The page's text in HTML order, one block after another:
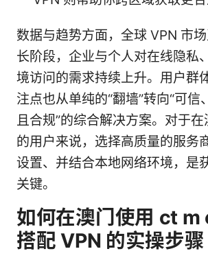
数据与趋势方面，全球 VPN 市
长阶段，企业与个人对在线隐私
境访问的需求持续上升。用户群
注点也从单纯的“翻墙”转向“可信
且合规”的综合解决方案。对于
的用户来说，选择高质量的服务
设置、并结合本地网络环境，是
关键。
如何在澳门使用 ct m
搭配 VPN 的实操步骤